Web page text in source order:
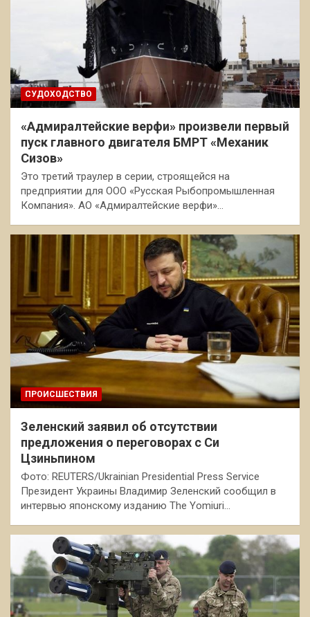
СУДОХОДСТВО
«Адмиралтейские верфи» произвели первый
пуск главного двигателя БМРТ «Механик
Сизов»
Это третий траулер в серии, строящейся на
предприятии для ООО «Русская Рыбопромышленная
Компания». АО «Адмиралтейские верфи»…
ПРОИСШЕСТВИЯ
Зеленский заявил об отсутствии
предложения о переговорах с Си
Цзиньпином
Фото: REUTERS/Ukrainian Presidential Press Service
Президент Украины Владимир Зеленский сообщил в
интервью японскому изданию The Yomiuri…